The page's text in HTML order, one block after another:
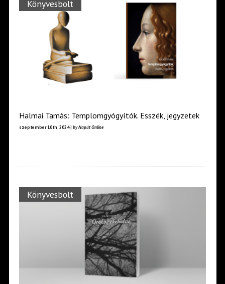
Könyvesbolt
Halmai Tamás: Templomgyógyítók. Esszék, jegyzetek
szeptember 10th, 2024 | by Napút Online
Könyvesbolt